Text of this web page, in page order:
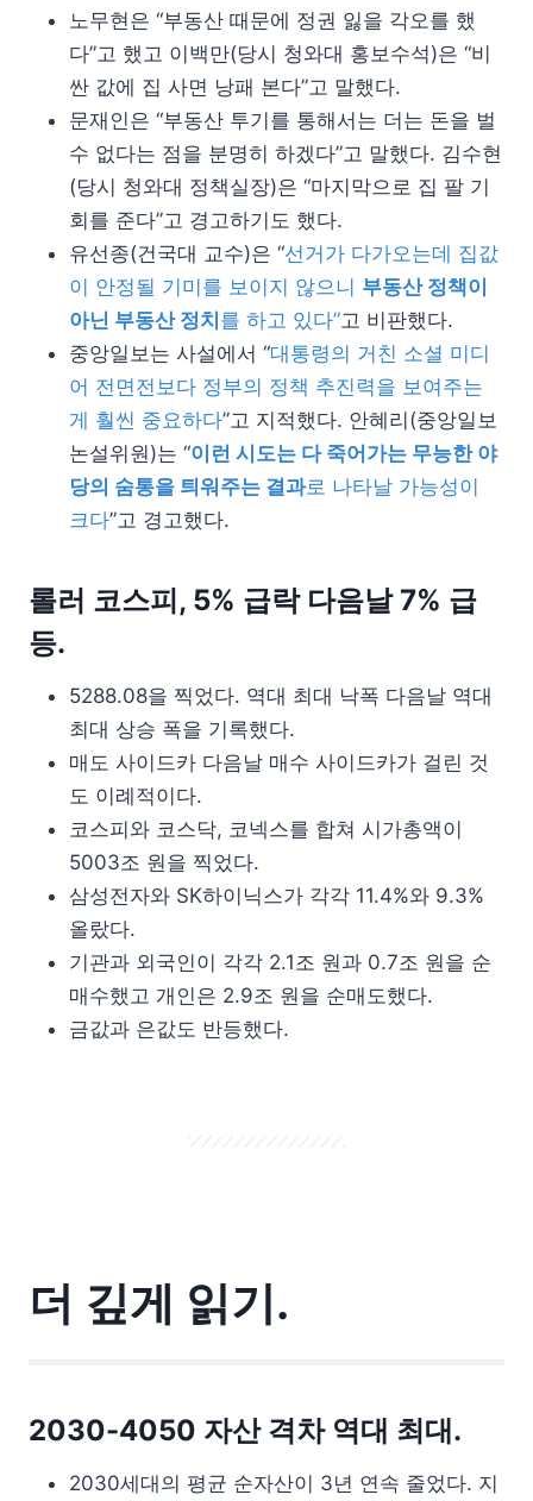
노무현은 “부동산 때문에 정권 잃을 각오를 했
다”고 했고 이백만(당시 청와대 홍보수석)은 “비
싼 값에 집 사면 낭패 본다”고 말했다.
문재인은 “부동산 투기를 통해서는 더는 돈을 벌
수 없다는 점을 분명히 하겠다”고 말했다. 김수현
(당시 청와대 정책실장)은 “마지막으로 집 팔 기
회를 준다”고 경고하기도 했다.
유선종(건국대 교수)은 “선거가 다가오는데 집값
이 안정될 기미를 보이지 않으니 부동산 정책이
아닌 부동산 정치를 하고 있다”고 비판했다.
중앙일보는 사설에서 “대통령의 거친 소셜 미디
어 전면전보다 정부의 정책 추진력을 보여주는
게 훨씬 중요하다”고 지적했다. 안혜리(중앙일보
논설위원)는 “이런 시도는 다 죽어가는 무능한 야
당의 숨통을 틔워주는 결과로 나타날 가능성이
크다”고 경고했다.
롤러 코스피, 5% 급락 다음날 7% 급
등.
5288.08을 찍었다. 역대 최대 낙폭 다음날 역대
최대 상승 폭을 기록했다.
매도 사이드카 다음날 매수 사이드카가 걸린 것
도 이례적이다.
코스피와 코스닥, 코넥스를 합쳐 시가총액이
5003조 원을 찍었다.
삼성전자와 SK하이닉스가 각각 11.4%와 9.3%
올랐다.
기관과 외국인이 각각 2.1조 원과 0.7조 원을 순
매수했고 개인은 2.9조 원을 순매도했다.
금값과 은값도 반등했다.
더 깊게 읽기.
2030-4050 자산 격차 역대 최대.
2030세대의 평균 순자산이 3년 연속 줄었다. 지